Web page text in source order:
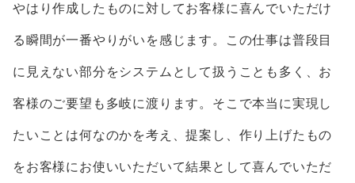
やはり作成したものに対してお客様に喜んでいただけ
る瞬間が一番やりがいを感じます。この仕事は普段目
に見えない部分をシステムとして扱うことも多く、お
客様のご要望も多岐に渡ります。そこで本当に実現し
たいことは何なのかを考え、提案し、作り上げたもの
をお客様にお使いいただいて結果として喜んでいただ